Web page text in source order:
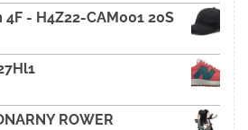
- H4Z22-CAM001 20S
ROWER